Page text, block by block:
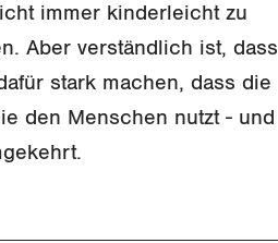
immer kinderleicht zu
Aber verständlich ist, dass
stark machen, dass die
den Menschen nutzt - und